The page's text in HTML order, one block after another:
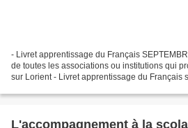
- Livret apprentissage du Français
de toutes les associations ou institutions qui
sur Lorient - Livret apprentissage du Français
L'accompagnement à la